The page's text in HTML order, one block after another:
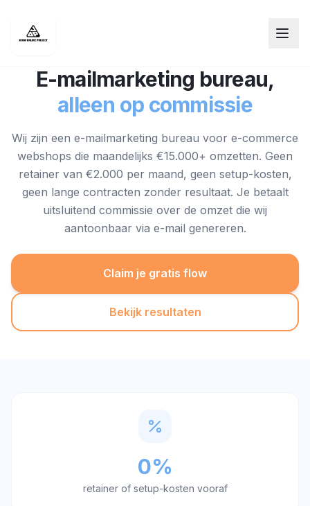
E-mailmarketing bureau,
alleen op commissie
Wij zijn een e-mailmarketing bureau voor e-commerce
webshops die maandelijks €15.000+ omzetten. Geen
retainer van €2.000 per maand, geen setup-kosten,
geen lange contracten zonder resultaat. Je betaalt
uitsluitend commissie over de omzet die wij
aantoonbaar via e-mail genereren.
Claim je gratis flow
Bekijk resultaten
0%
retainer of setup-kosten vooraf